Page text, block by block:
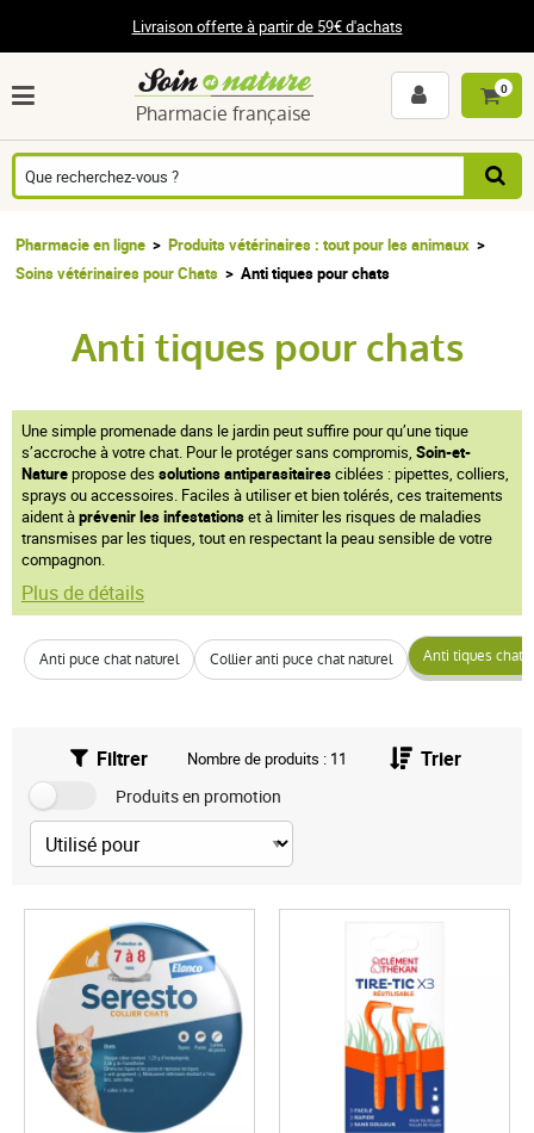
Livraison offerte à partir de 59€ d'achats
Pharmacie française
0
Pharmacie en ligne
Produits vétérinaires : tout pour les animaux
Soins vétérinaires pour Chats
Anti tiques pour chats
Anti tiques pour chats
Une simple promenade dans le jardin peut suffire pour qu’une tique
s’accroche à votre chat. Pour le protéger sans compromis, Soin-et-
Naturepropose des solutions antiparasitairesciblées : pipettes, colliers,
sprays ou accessoires. Faciles à utiliser et bien tolérés, ces traitements
aident àprévenir les infestationset à limiter les risques de maladies
transmises par les tiques, tout en respectant la peau sensible de votre
compagnon.
Plus de détails
Anti puce chat naturel Collier anti puce chat naturel Anti tiques chat
Filtrer Nombre de produits : 11 Trier
Produits en promotion